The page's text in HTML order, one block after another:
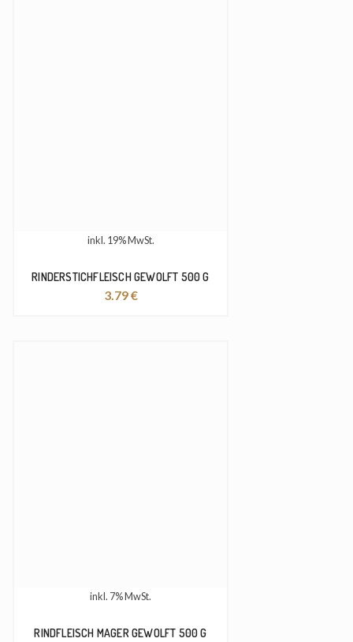
inkl. 19% MwSt.
RINDERSTICHFLEISCH GEWOLFT 500 G
3.79€
inkl. 7% MwSt.
RINDFLEISCH MAGER GEWOLFT 500 G